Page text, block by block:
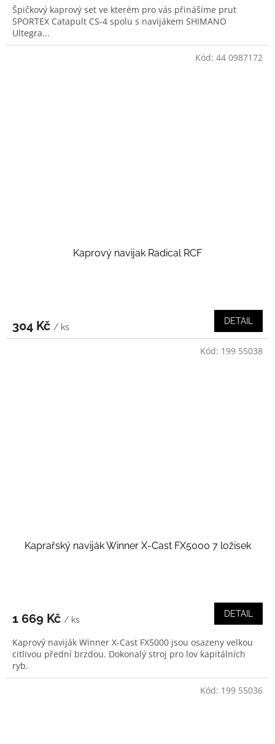
Špičkový kaprový set ve kterém pro vás přinášíme prut
SPORTEX Catapult CS-4 spolu s navijákem SHIMANO
Ultegra...
Kaprový navijak Radical RCF
304 Kč / ks
DETAIL
Kód: 44 0987172
Kaprařský naviják Winner X-Cast FX5000 7 ložisek
1 669 Kč / ks
DETAIL
Kaprový naviják Winner X-Cast FX5000 jsou osazeny velkou
citlivou přední brzdou. Dokonalý stroj pro lov kapitálních
ryb.
Kód: 199 55038
Kód: 199 55036